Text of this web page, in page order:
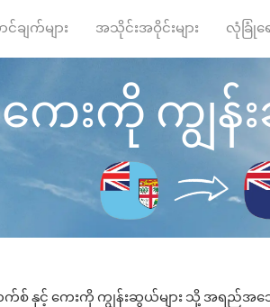
ချက်များ အသိုင်းအဝိုင်းများ လုံခြုံရ
ေးကို ကျွန်
က်စ် နှင့် ကေးကို ကျွန်းဆွယ်များ သို့ အရည်အသွ